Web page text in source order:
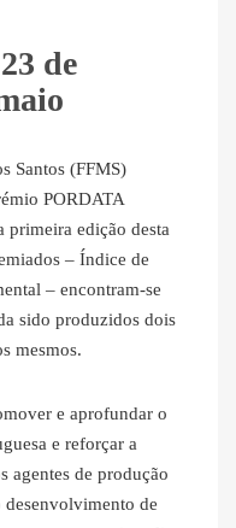
de
Santos (FFMS)
PORDATA
primeira edição desta
– Índice de
– encontram-se
sido produzidos dois
mesmos.
e aprofundar o
e reforçar a
agentes de produção
de